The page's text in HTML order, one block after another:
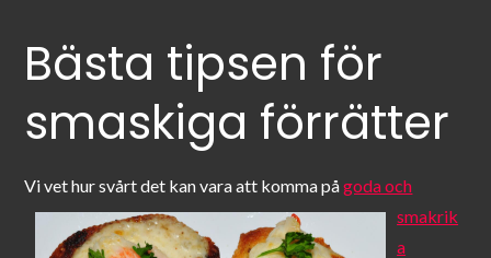
Bästa tipsen för
smaskiga förrätter
Vi vet hur svårt det kan vara att komma pågoda och
smakrik
a